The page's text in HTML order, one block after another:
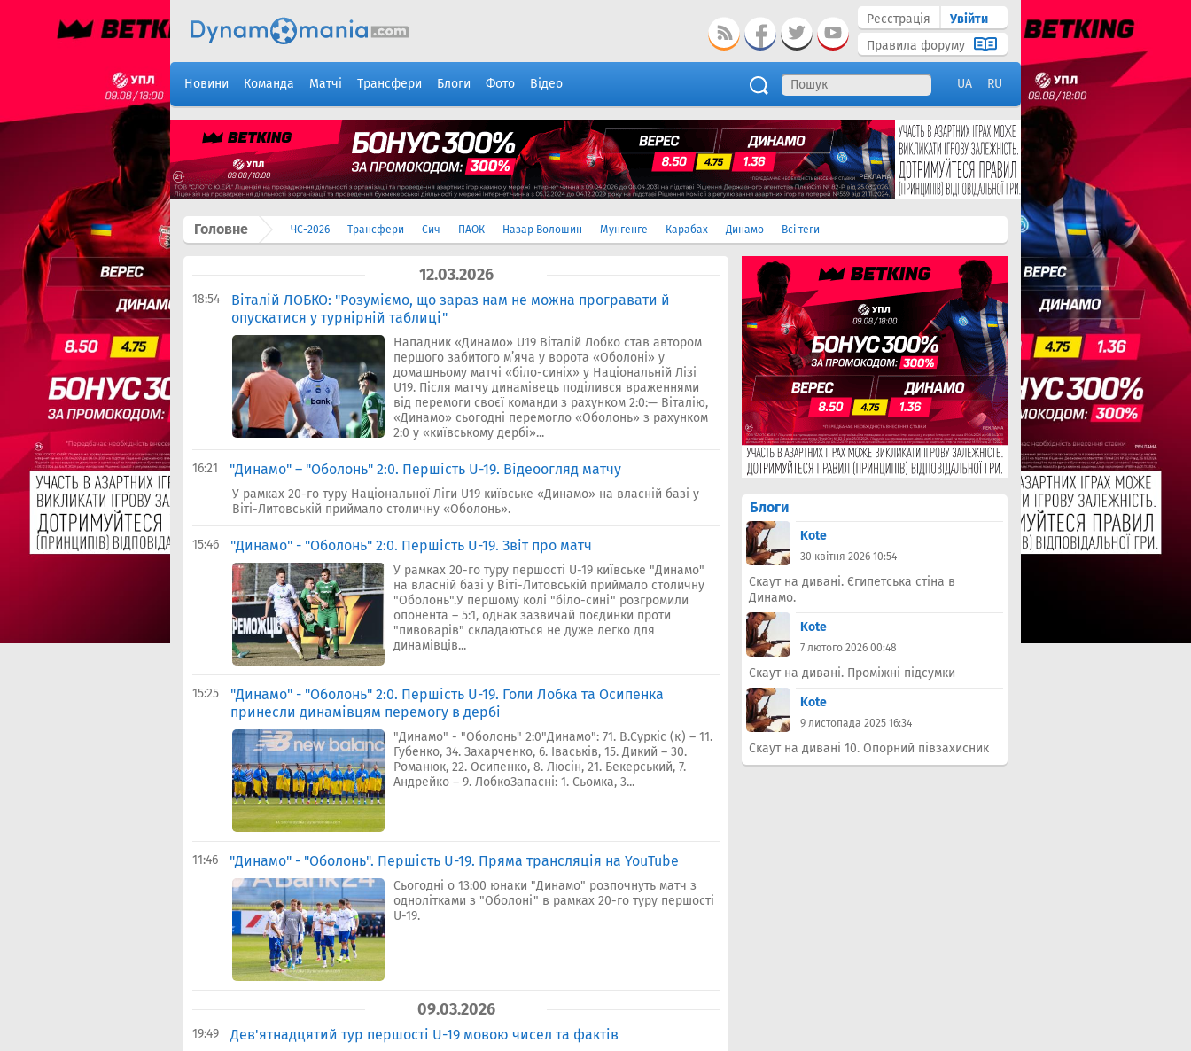
Реєстрація
Увійти
Правила форуму
Новини Команда Матчі Трансфери Блоги Фото Відео UA RU
Головне ЧС-2026 Трансфери Сич ПАОК Назар Волошин Мунгенге Карабах Динамо Всі теги
12.03.2026
18:54
Віталій ЛОБКО: "Розуміємо, що зараз нам не можна програвати й
опускатися у турнірній таблиці"
Нападник «Динамо» U19 Віталій Лобко став автором
першого забитого м’яча у ворота «Оболоні» у
домашньому матчі «біло-синіх» у Національній Лізі
U19. Після матчу динамівець поділився враженнями
від перемоги своєї команди з рахунком 2:0:— Віталію,
«Динамо» сьогодні перемогло «Оболонь» з рахунком
2:0 у «київському дербі»...
16:21 "Динамо" – "Оболонь" 2:0. Першість U-19. Відеоогляд матчу
У рамках 20-го туру Національної Ліги U19 київське «Динамо» на власній базі у
Віті-Литовській приймало столичну «Оболонь».
15:46 "Динамо" - "Оболонь" 2:0. Першість U-19. Звіт про матч
У рамках 20-го туру першості U-19 київське "Динамо"
на власній базі у Віті-Литовській приймало столичну
"Оболонь".У першому колі "біло-сині" розгромили
опонента – 5:1, однак зазвичай поєдинки проти
"пивоварів" складаються не дуже легко для
динамівців...
15:25
"Динамо" - "Оболонь" 2:0. Першість U-19. Голи Лобка та Осипенка
принесли динамівцям перемогу в дербі
"Динамо" - "Оболонь" 2:0"Динамо": 71. В.Суркіс (к) – 11.
Губенко, 34. Захарченко, 6. Іваськів, 15. Дикий – 30.
Романюк, 22. Осипенко, 8. Люсін, 21. Бекерський, 7.
Андрейко – 9. ЛобкоЗапасні: 1. Сьомка, 3...
11:46 "Динамо" - "Оболонь". Першість U-19. Пряма трансляція на YouTube
Сьогодні о 13:00 юнаки "Динамо" розпочнуть матч з
однолітками з "Оболоні" в рамках 20-го туру першості
U-19.
09.03.2026
19:49 Дев'ятнадцятий тур першості U-19 мовою чисел та фактів
Блоги
Kote
30 квітня 2026 10:54
Скаут на дивані. Єгипетська стіна в
Динамо.
Kote
7 лютого 2026 00:48
Скаут на дивані. Проміжні підсумки
Kote
9 листопада 2025 16:34
Скаут на дивані 10. Опорний півзахисник